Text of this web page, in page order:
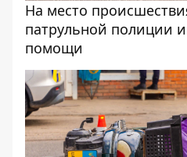
На место
патрульной полиции
помощи